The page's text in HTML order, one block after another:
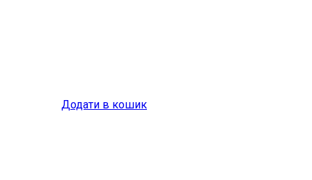
Додати в кошик